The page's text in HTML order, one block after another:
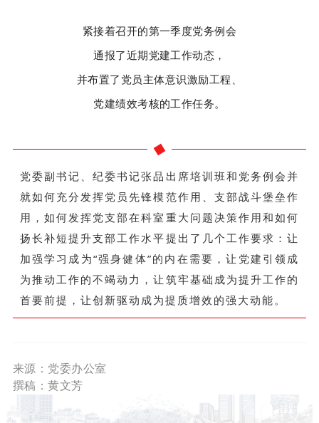
紧接着召开的第一季度党务例会
通报了近期党建工作动态，
并布置了党员主体意识激励工程、
党建绩效考核的工作任务。
党委副书记、纪委书记张品出席培训班和党务例会并
就如何充分发挥党员先锋模范作用、支部战斗堡垒作
用，如何发挥党支部在科室重大问题决策作用和如何
扬长补短提升支部工作水平提出了几个工作要求：让
加强学习成为“强身健体”的内在需要，让党建引领成
为推动工作的不竭动力，让筑牢基础成为提升工作的
首要前提，让创新驱动成为提质增效的强大动能。
来源：党委办公室
撰稿：黄文芳